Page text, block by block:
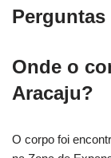
Perguntas
Onde o
Aracaju?
O corpo foi